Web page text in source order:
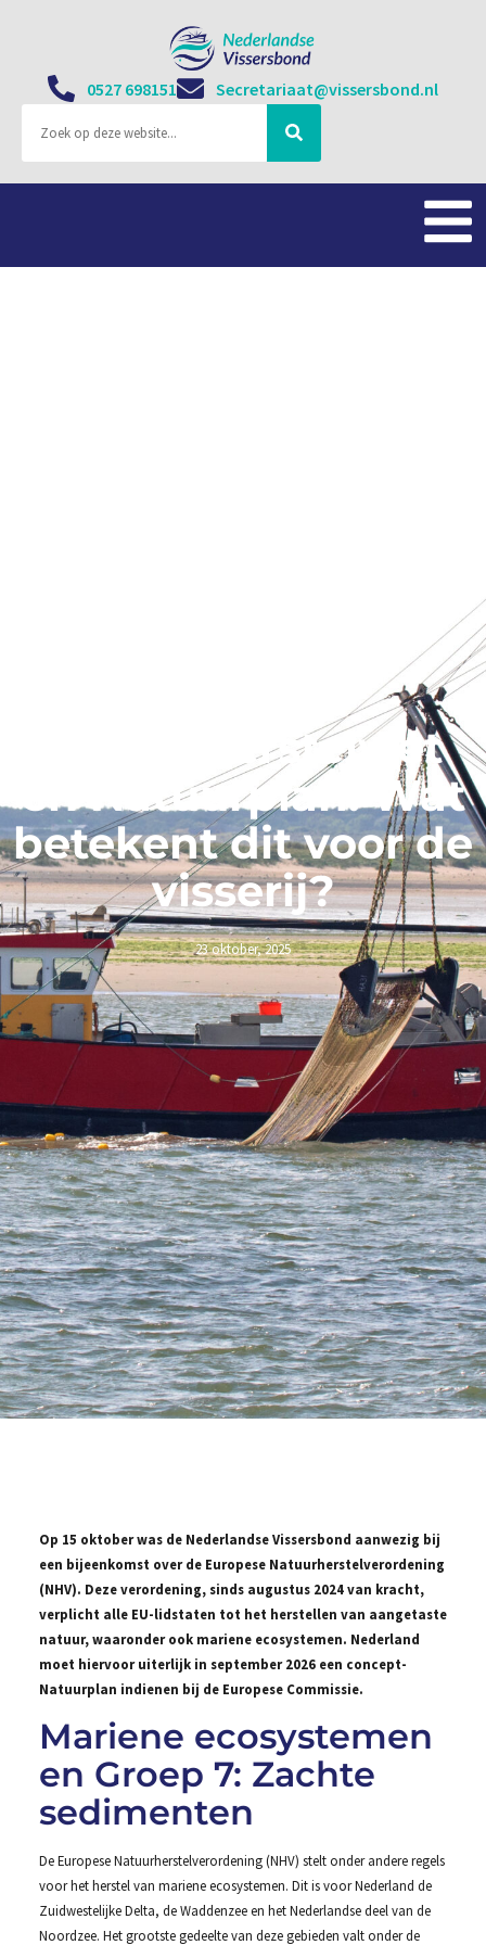
0527 698151 Secretariaat@vissersbond.nl
Natuurherstelwet
en Natuurplan: Wat
betekent dit voor de
visserij?
23 oktober, 2025
Op 15 oktober was de Nederlandse Vissersbond aanwezig bij
een bijeenkomst over de Europese Natuurherstelverordening
(NHV). Deze verordening, sinds augustus 2024 van kracht,
verplicht alle EU-lidstaten tot het herstellen van aangetaste
natuur, waaronder ook mariene ecosystemen. Nederland
moet hiervoor uiterlijk in september 2026 een concept-
Natuurplan indienen bij de Europese Commissie.
Mariene ecosystemen
en Groep 7: Zachte
sedimenten
De Europese Natuurherstelverordening (NHV) stelt onder andere regels
voor het herstel van mariene ecosystemen. Dit is voor Nederland de
Zuidwestelijke Delta, de Waddenzee en het Nederlandse deel van de
Noordzee. Het grootste gedeelte van deze gebieden valt onder de